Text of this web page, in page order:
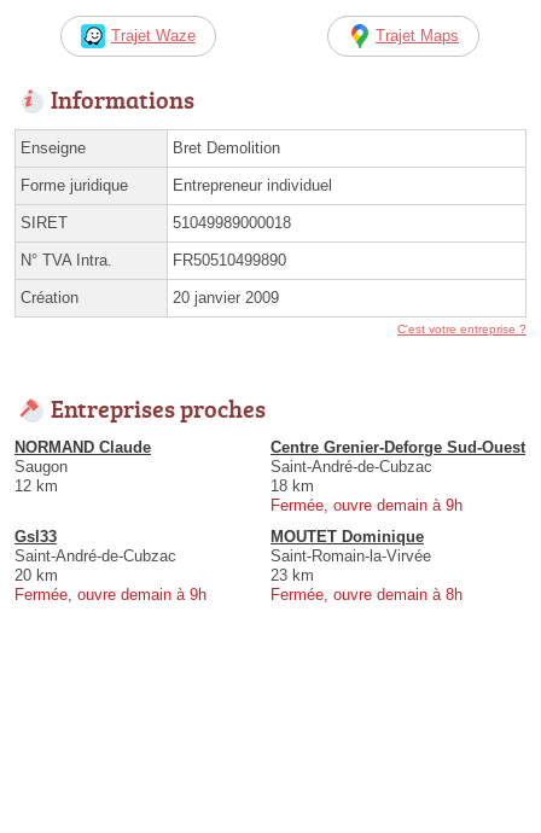
Trajet Waze Trajet Maps
Informations
Enseigne Bret Demolition
Forme juridique Entrepreneur individuel
SIRET 51049989000018
N° TVA Intra. FR50510499890
Création 20 janvier 2009
C'est votre entreprise ?
Entreprises proches
NORMAND Claude
Saugon
12 km
Centre Grenier-Deforge Sud-Ouest
Saint-André-de-Cubzac
18 km
Fermée, ouvre demain à 9h
Gsl33
Saint-André-de-Cubzac
20 km
Fermée, ouvre demain à 9h
MOUTET Dominique
Saint-Romain-la-Virvée
23 km
Fermée, ouvre demain à 8h